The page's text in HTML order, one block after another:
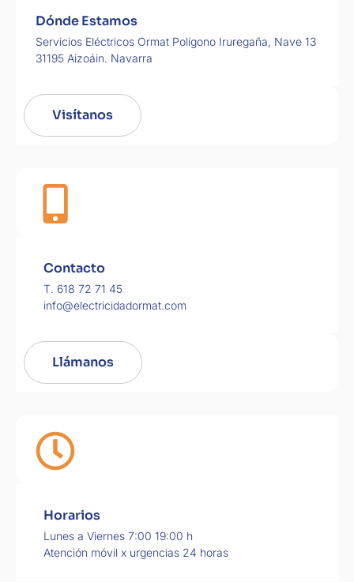
Dónde Estamos
Servicios Eléctricos Ormat Polígono Iruregaña, Nave 13
31195 Aizoáin. Navarra
Visítanos
Contacto
T. 618 72 71 45
info@electricidadormat.com
Llámanos
Horarios
Lunes a Viernes 7:00 19:00 h
Atención móvil x urgencias 24 horas